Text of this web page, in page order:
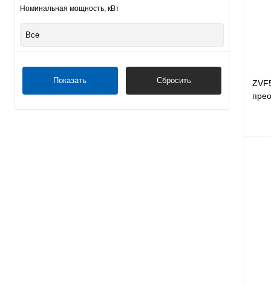
Номинальная мощность, кВт
Все
Показать Сбросить
В
В